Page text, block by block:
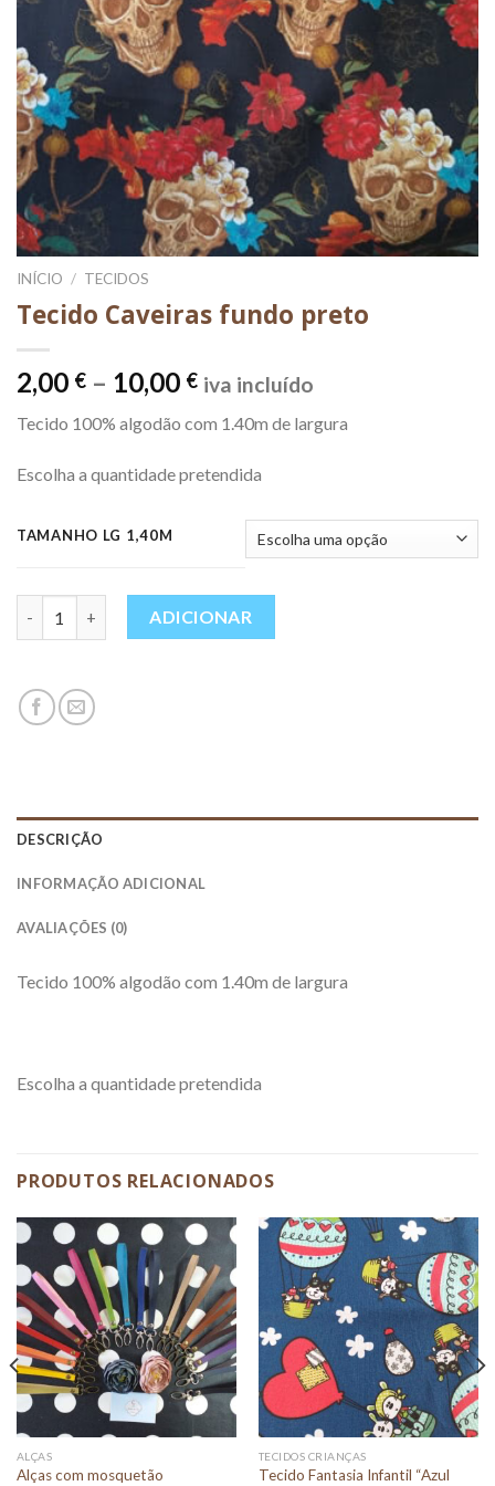
INÍCIO / TECIDOS
Tecido Caveiras fundo preto
2,00 € – 10,00 €Price
2,00 €
10,00 €
iva incluído
Tecido 100% algodão com 1.40m de largura
Escolha a quantidade pretendida
TAMANHO LG 1,40M
ADICIONAR
DESCRIÇÃO
INFORMAÇÃO ADICIONAL
AVALIAÇÕES (0)
Tecido 100% algodão com 1.40m de largura
Escolha a quantidade pretendida
PRODUTOS RELACIONADOS
ALÇAS
Alças com mosquetão
TECIDOS CRIANÇAS
Tecido Fantasia Infantil “Azul